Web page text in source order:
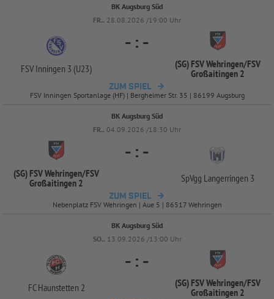
BK Augsburg Süd
FR.. 28.08.2026 /19:00 Uhr
FSV Inningen 3 (U23)
- : -
(SG) FSV Wehringen/FSV
Großaitingen 2
ZUM SPIEL
FSV Inningen Sportanlage (HF) | Bergheimer Str. 35 | 86199 Augsburg
BK Augsburg Süd
FR.. 04.09.2026 /18:30 Uhr
(SG) FSV Wehringen/FSV
Großaitingen 2
- : -
SpVgg Langerringen 3
ZUM SPIEL
Nebenplatz FSV Wehringen | Aue 5 | 86517 Wehringen
BK Augsburg Süd
SO.. 13.09.2026 /13:00 Uhr
FC Haunstetten 2
- : -
(SG) FSV Wehringen/FSV
Großaitingen 2